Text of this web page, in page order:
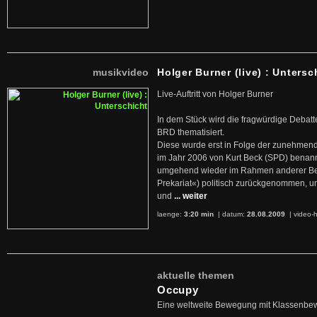
musikvideo Holger Burner (live) :
Live-Auftritt von Holger Burner
In dem Stück wird die fragwürdige
BRD thematisiert.
Diese wurde erst in Folge der
im Jahr 2006 von Kurt Beck (SPD)
umgehend wieder im Rahmen anderer
Prekariat«) politisch zurückgenommen,
und ... weiter
laenge: 3:20 min | datum: 28.08.2009 | video-
aktuelle themen
Occupy
Eine weltweite Bewegung mit